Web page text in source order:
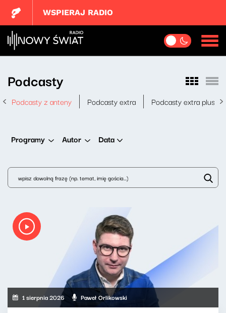
WSPIERAJ RADIO
Podcasty
Podcasty z anteny Podcasty extra Podcasty extra plus
Programy Autor Data
1 sierpnia 2026 Paweł Orlikowski